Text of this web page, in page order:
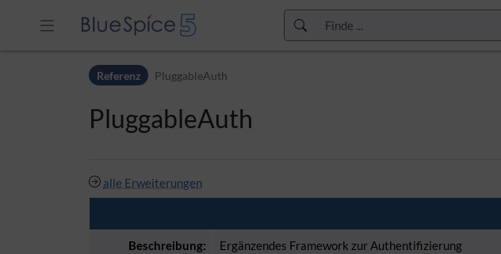
Zur Hauptnavigation
Zum Arbeitsbereich
Referenz PluggableAuth
PluggableAuth
alle Erweiterungen
Beschreibung: Ergänzendes Framework zur Authentifizierung